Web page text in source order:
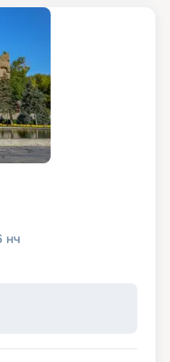
нч